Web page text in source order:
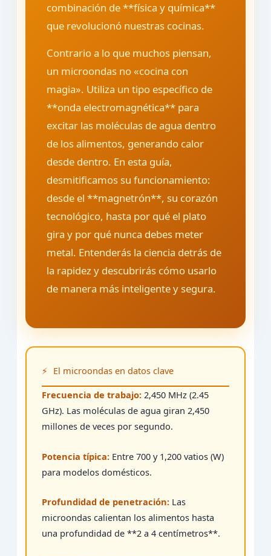
combinación de **física y química**
que revolucionó nuestras cocinas.
Contrario a lo que muchos piensan,
un microondas no «cocina con
magia». Utiliza un tipo específico de
**onda electromagnética** para
excitar las moléculas de agua dentro
de los alimentos, generando calor
desde dentro. En esta guía,
desmitificamos su funcionamiento:
desde el **magnetrón**, su corazón
tecnológico, hasta por qué el plato
gira y por qué nunca debes meter
metal. Entenderás la ciencia detrás de
la rapidez y descubrirás cómo usarlo
de manera más inteligente y segura.
El microondas en datos clave
Frecuencia de trabajo: 2,450 MHz (2.45
GHz). Las moléculas de agua giran 2,450
millones de veces por segundo.
Potencia típica: Entre 700 y 1,200 vatios (W)
para modelos domésticos.
Profundidad de penetración: Las
microondas calientan los alimentos hasta
una profundidad de **2 a 4 centímetros**.